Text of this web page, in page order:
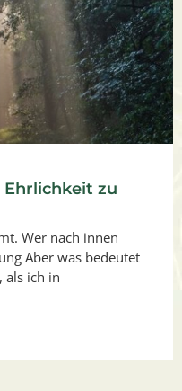
Ehrlichkeit zu
Wer nach innen
Aber was bedeutet
als ich in